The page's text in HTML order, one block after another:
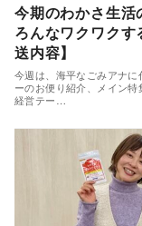
今期のわかさ生活
ろんなワクワク
送内容】
今週は、海平なごみアナ
ーのお便り紹介、メイン
経営テー…